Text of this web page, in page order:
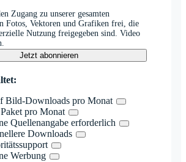
Zugang zu unserer gesamten
Fotos, Vektoren und Grafiken frei, die
Nutzung freigegeben sind. Video
Jetzt abonnieren
Bild-Downloads pro Monat
pro Monat
Quellenangabe erforderlich
Downloads
Werbung